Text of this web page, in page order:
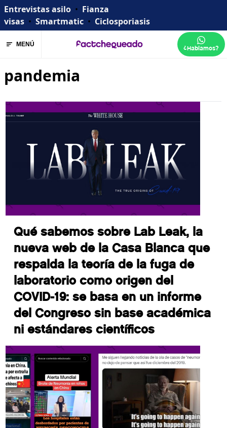
Entrevistas asilo • Fianza
visas • Smartmatic • Ciclosporiasis
MENÚ ¿Hablamos?
pandemia
Qué sabemos sobre Lab Leak, la
nueva web de la Casa Blanca que
respalda la teoría de la fuga de
laboratorio como origen del
COVID-19: se basa en un informe
del Congreso sin base académica
ni estándares científicos